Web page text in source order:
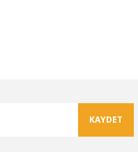
KAYDET